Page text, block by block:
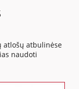
atlošų atbulinėse
naudoti